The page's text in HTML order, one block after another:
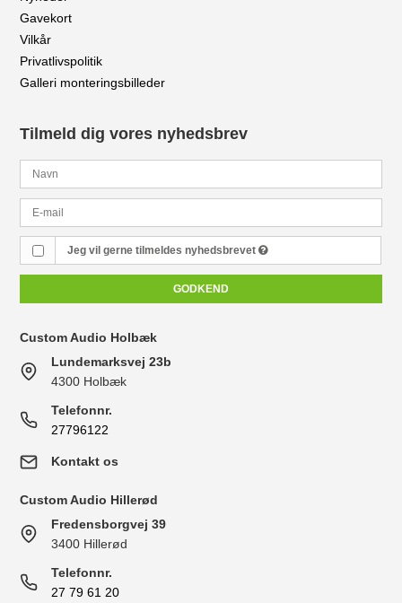
Gavekort
Vilkår
Privatlivspolitik
Galleri monteringsbilleder
Tilmeld dig vores nyhedsbrev
Jeg vil gerne tilmeldes nyhedsbrevet
GODKEND
Custom Audio Holbæk
Lundemarksvej 23b
4300 Holbæk
Telefonnr.
27796122
Kontakt os
Custom Audio Hillerød
Fredensborgvej 39
3400 Hillerød
Telefonnr.
27 79 61 20